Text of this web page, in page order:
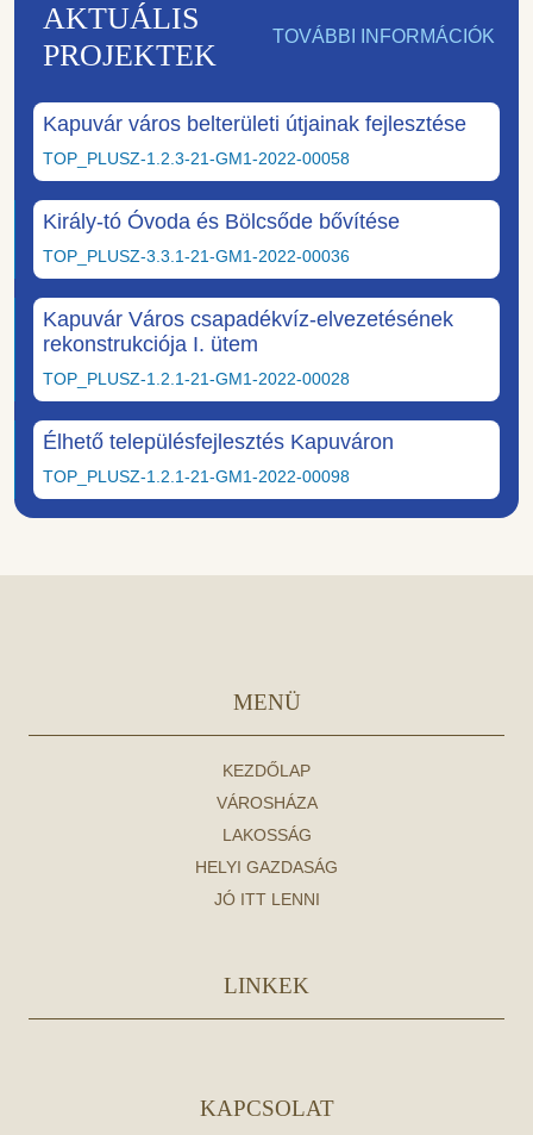
AKTUÁLIS
PROJEKTEK
TOVÁBBI INFORMÁCIÓK
Kapuvár város belterületi útjainak fejlesztése
TOP_PLUSZ-1.2.3-21-GM1-2022-00058
Király-tó Óvoda és Bölcsőde bővítése
TOP_PLUSZ-3.3.1-21-GM1-2022-00036
Kapuvár Város csapadékvíz-elvezetésének
rekonstrukciója I. ütem
TOP_PLUSZ-1.2.1-21-GM1-2022-00028
Élhető településfejlesztés Kapuváron
TOP_PLUSZ-1.2.1-21-GM1-2022-00098
MENÜ
KEZDŐLAP
VÁROSHÁZA
LAKOSSÁG
HELYI GAZDASÁG
JÓ ITT LENNI
LINKEK
KAPCSOLAT